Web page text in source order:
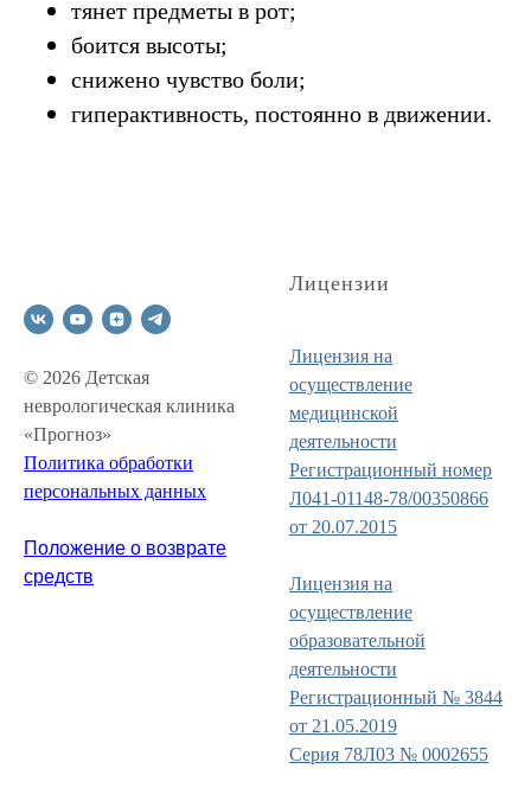
тянет предметы в рот;
боится высоты;
снижено чувство боли;
гиперактивность, постоянно в движении.
© 2026 Детская
неврологическая клиника
«Прогноз»
Политика обработки
персональных данных
Положение о возврате
средств
Лицензии
Лицензия на
осуществление
медицинской
деятельности
Регистрационный номер
Л041-01148-78/00350866
от 20.07.2015
Лицензия на
осуществление
образовательной
деятельности
Регистрационный № 3844
от 21.05.2019
Серия 78Л03 № 0002655